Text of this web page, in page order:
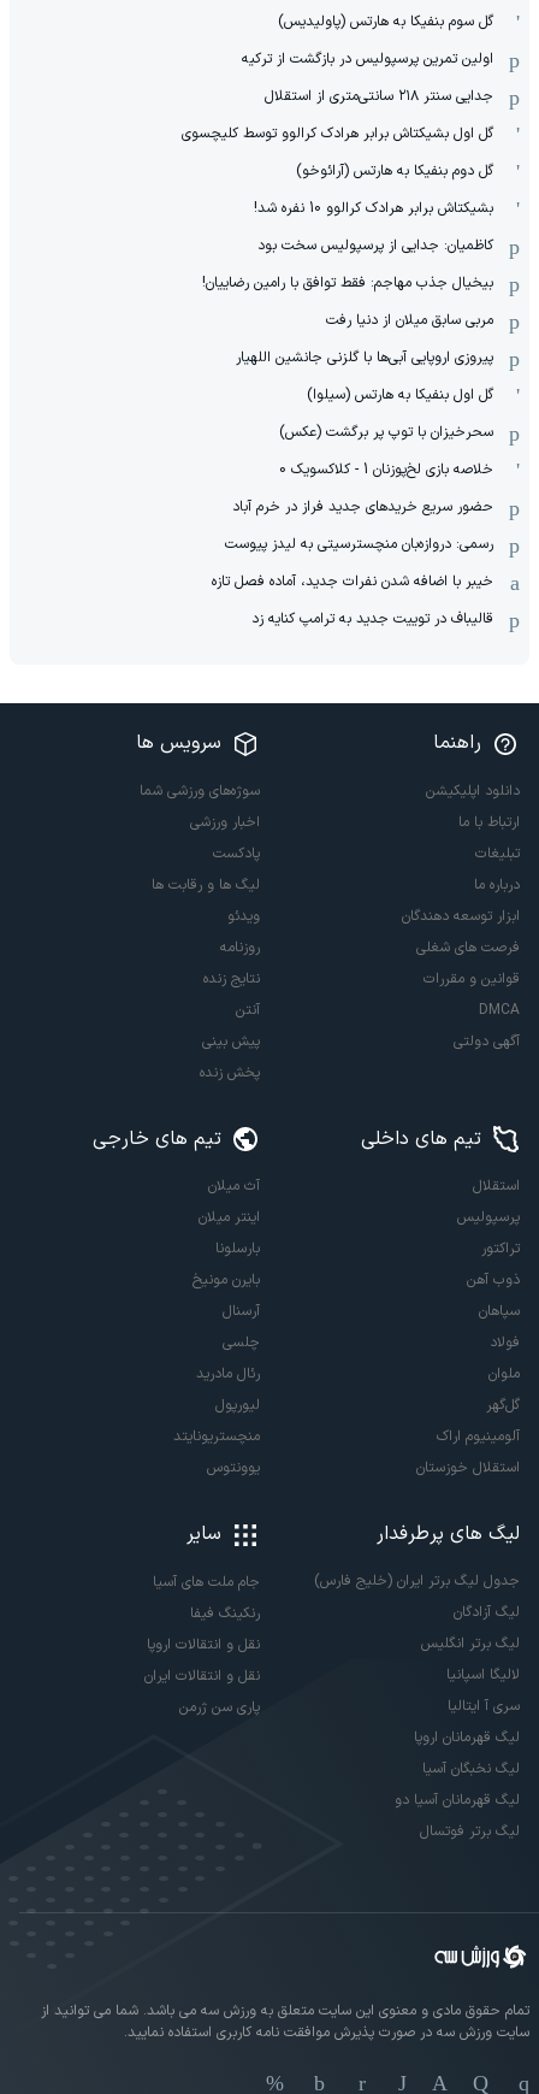
گل سوم بنفیکا به هارتس (پاولیدیس)
اولین تمرین پرسپولیس در بازگشت از ترکیه
جدایی سنتر ۲۱۸ سانتی‌متری از استقلال
گل اول بشیکتاش برابر هرادک کرالوو توسط کلیچسوی
گل دوم بنفیکا به هارتس (آرائوخو)
بشیکتاش برابر هرادک کرالوو 10 نفره شد!
کاظمیان: جدایی از پرسپولیس سخت بود
بیخیال جذب مهاجم: فقط توافق با رامین رضاییان!
مربی سابق میلان از دنیا رفت
پیروزی اروپایی آبی‌ها با گلزنی جانشین اللهیار
گل اول بنفیکا به هارتس (سیلوا)
سحرخیزان با توپ پر برگشت (عکس)
خلاصه بازی لخ‌پوزنان 1 - کلاکسویک 0
حضور سریع خریدهای جدید فراز در خرم آباد
رسمی: دروازه‌بان منچسترسیتی به لیدز پیوست
خیبر با اضافه شدن نفرات جدید، آماده فصل تازه
قالیباف در توییت جدید به ترامپ کنایه زد
راهنما
دانلود اپلیکیشن
ارتباط با ما
تبلیغات
درباره ما
ابزار توسعه دهندگان
فرصت های شغلی
قوانین و مقررات
DMCA
آگهی دولتی
سرویس ها
سوژه‌های ورزشی شما
اخبار ورزشی
پادکست
لیگ ها و رقابت ها
ویدئو
روزنامه
نتایج زنده
آنتن
پیش بینی
پخش زنده
تیم های داخلی
استقلال
پرسپولیس
تراکتور
ذوب آهن
سپاهان
فولاد
ملوان
گل‌گهر
آلومینیوم اراک
استقلال خوزستان
تیم های خارجی
آث میلان
اینتر میلان
بارسلونا
بایرن مونیخ
آرسنال
چلسی
رئال مادرید
لیورپول
منچستریونایتد
یوونتوس
لیگ های پرطرفدار
جدول لیگ برتر ایران (خلیج فارس)
لیگ آزادگان
لیگ برتر انگلیس
لالیگا اسپانیا
سری آ ایتالیا
لیگ قهرمانان اروپا
لیگ نخبگان آسیا
لیگ قهرمانان آسیا دو
لیگ برتر فوتسال
سایر
جام ملت های آسیا
رنکینگ فیفا
نقل و انتقالات اروپا
نقل و انتقالات ایران
پاری سن ژرمن
تمام حقوق مادی و معنوی این سایت متعلق به ورزش سه می باشد. شما می توانید از
سایت ورزش سه در صورت پذیرش موافقت نامه کاربری استفاده نمایید.